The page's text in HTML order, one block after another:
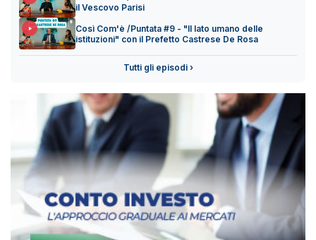
il Vescovo Parisi
Così Com'è /Puntata #9 - "Il lato umano delle
istituzioni" con il Prefetto Castrese De Rosa
Tutti gli episodi ›